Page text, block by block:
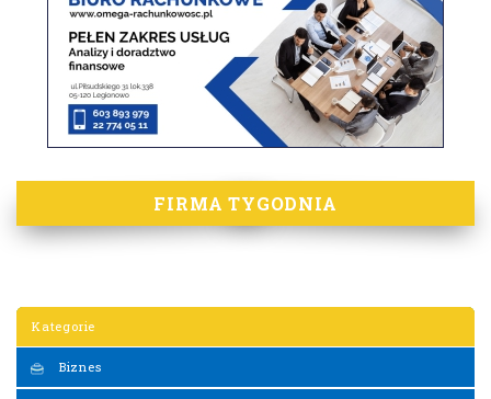
FIRMA TYGODNIA
Kategorie
Biznes